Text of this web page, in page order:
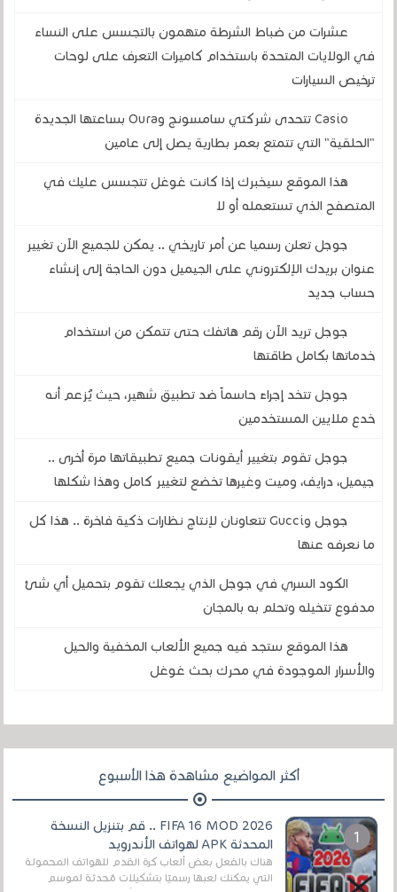
عشرات من ضباط الشرطة متهمون بالتجسس على النساء
في الولايات المتحدة باستخدام كاميرات التعرف على لوحات
ترخيص السيارات
Casio تتحدى شركتي سامسونج وOura بساعتها الجديدة
"الحلقية" التي تتمتع بعمر بطارية يصل إلى عامين
هذا الموقع سيخبرك إذا كانت غوغل تتجسس عليك في
المتصفح الذي تستعمله أو لا
جوجل تعلن رسميا عن أمر تاريخي .. يمكن للجميع الآن تغيير
عنوان بريدك الإلكتروني على الجيميل دون الحاجة إلى إنشاء
حساب جديد
جوجل تريد الآن رقم هاتفك حتى تتمكن من استخدام
خدماتها بكامل طاقتها
جوجل تتخد إجراءً حاسماً ضد تطبيق شهير، حيث يُزعم أنه
خدع ملايين المستخدمين
جوجل تقوم بتغيير أيقونات جميع تطبيقاتها مرة أخرى ..
جيميل، درايف، وميت وغيرها تخضع لتغيير كامل وهذا شكلها
جوجل وGucci تتعاونان لإنتاج نظارات ذكية فاخرة .. هذا كل
ما نعرفه عنها
الكود السري في جوجل الذي يجعلك تقوم بتحميل أي شئ
مدفوع تتخيله وتحلم به بالمجان
هذا الموقع ستجد فيه جميع الألعاب المخفية والحيل
والأسرار الموجودة في محرك بحث غوغل
أكثر المواضيع مشاهدة هذا الأسبوع
FIFA 16 MOD 2026 .. قم بتنزيل النسخة
المحدثة APK لهواتف الأندرويد
هناك بالفعل بعض ألعاب كرة القدم للهواتف المحمولة
التي يمكنك لعبها رسميًا بتشكيلات مُحدثة لموسم